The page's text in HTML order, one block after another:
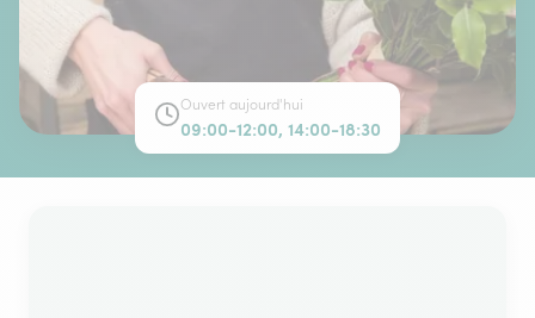
Ouvert aujourd'hui
09:00-12:00, 14:00-18:30